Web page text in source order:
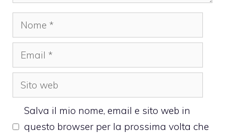
Nome
Email
Sito
web
Salva il mio nome, email e sito web in
questo browser per la prossima volta che